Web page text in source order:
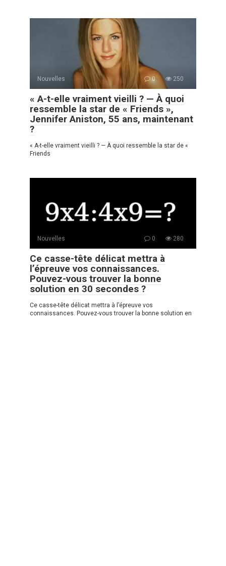
Nouvelles 0 250
« A-t-elle vraiment vieilli ? — À quoi
ressemble la star de « Friends »,
Jennifer Aniston, 55 ans, maintenant
?
« A-t-elle vraiment vieilli ? — À quoi ressemble la star de «
Friends
Nouvelles 0 280
Ce casse-tête délicat mettra à
l’épreuve vos connaissances.
Pouvez-vous trouver la bonne
solution en 30 secondes ?
Ce casse-tête délicat mettra à l’épreuve vos
connaissances. Pouvez-vous trouver la bonne solution en